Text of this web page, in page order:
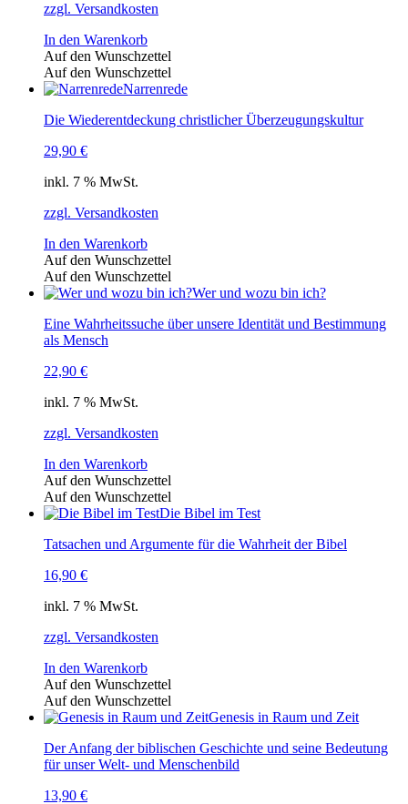
zzgl. Versandkosten
In den Warenkorb
Auf den Wunschzettel
Auf den Wunschzettel
Narrenrede
Die Wiederentdeckung christlicher Überzeugungskultur
29,90 €
inkl. 7 % MwSt.
zzgl. Versandkosten
In den Warenkorb
Auf den Wunschzettel
Auf den Wunschzettel
Wer und wozu bin ich?
Eine Wahrheitssuche über unsere Identität und Bestimmung
als Mensch
22,90 €
inkl. 7 % MwSt.
zzgl. Versandkosten
In den Warenkorb
Auf den Wunschzettel
Auf den Wunschzettel
Die Bibel im Test
Tatsachen und Argumente für die Wahrheit der Bibel
16,90 €
inkl. 7 % MwSt.
zzgl. Versandkosten
In den Warenkorb
Auf den Wunschzettel
Auf den Wunschzettel
Genesis in Raum und Zeit
Der Anfang der biblischen Geschichte und seine Bedeutung
für unser Welt- und Menschenbild
13,90 €